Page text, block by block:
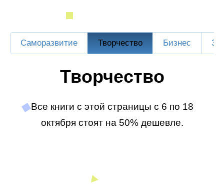
Саморазвитие Творчество Бизнес
Творчество
Все книги с этой страницы с 6 по 18
октября стоят на 50% дешевле.